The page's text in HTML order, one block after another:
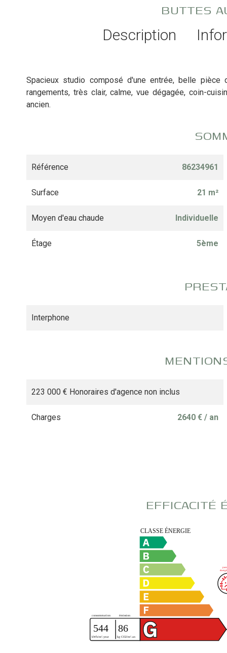
BUTTES
Description
Spacieux studio composé d'une entrée, belle pièce
rangements, très clair, calme, vue dégagée, coin-
ancien.
Référence 86234961
Surface 21 m²
Moyen d'eau chaude Individuelle
Étage 5ème
Interphone
223 000 € Honoraires d'agence non inclus
Charges 2640 € / an
EFFICACITÉ